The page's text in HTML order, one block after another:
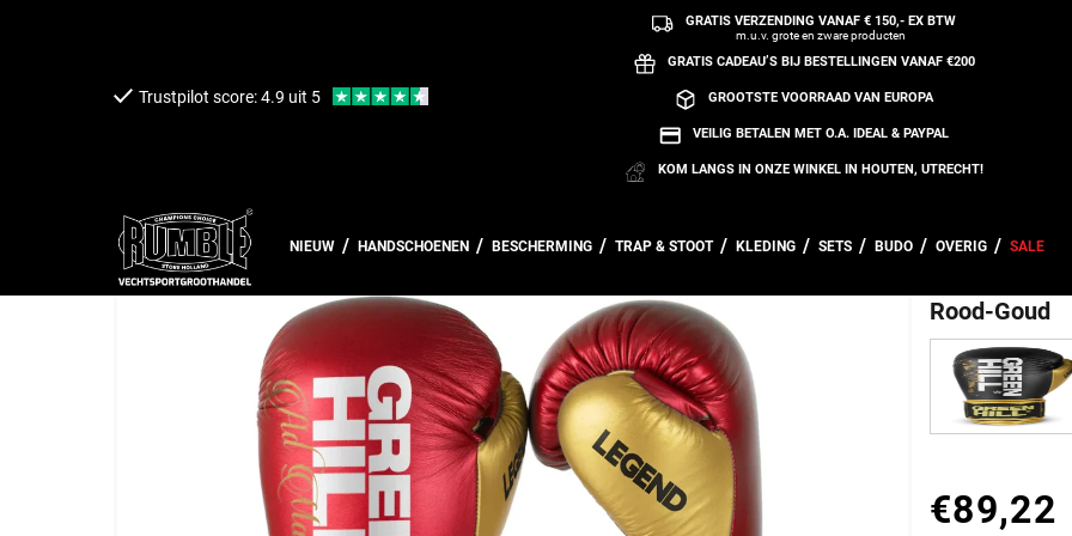
Trustpilot score: 4.9 uit 5
GRATIS VERZENDING VANAF € 150,- EX BTW
m.u.v. grote en zware producten
GRATIS CADEAU’S BIJ BESTELLINGEN VANAF €200
GROOTSTE VOORRAAD VAN EUROPA
VEILIG BETALEN MET O.A. IDEAL & PAYPAL
KOM LANGS IN ONZE WINKEL IN HOUTEN, UTRECHT!
NIEUW HANDSCHOENEN BESCHERMING TRAP & STOOT KLEDING SETS BUDO OVERIG SALE
Terug naar overzicht
Green Hill
Rood-Goud
Normale prijs
€89,22